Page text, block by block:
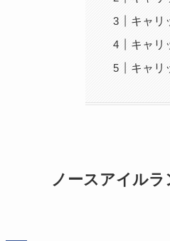
キャリ
キャリ
キャリ
ノースアイルラ